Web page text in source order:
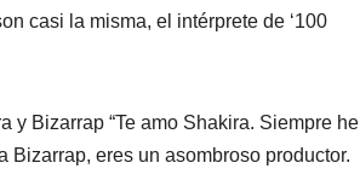
casi la misma, el intérprete de ‘100
y Bizarrap “Te amo Shakira. Siempre he
eres un asombroso productor.